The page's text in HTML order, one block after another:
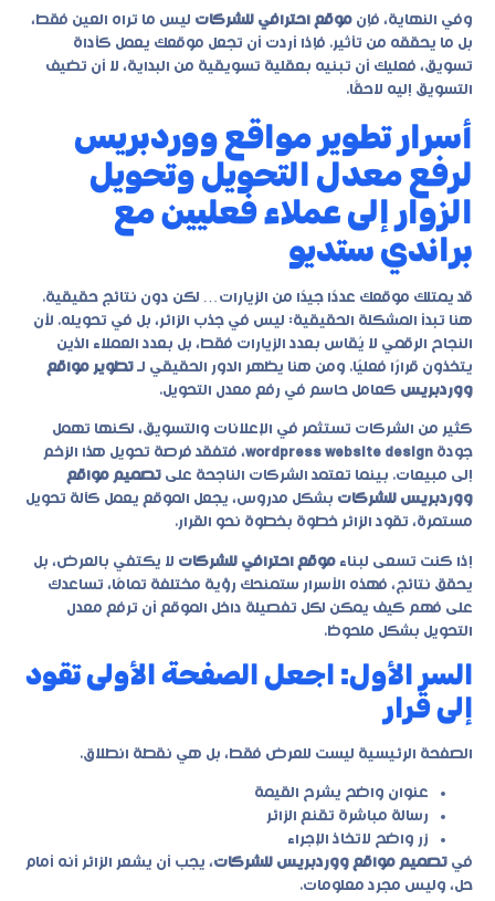
وفي النهاية، فإن موقع احترافي للشركات ليس ما تراه العين فقط،
بل ما يحققه من تأثير. فإذا أردت أن تجعل موقعك يعمل كأداة
تسويق، فعليك أن تبنيه بعقلية تسويقية من البداية، لا أن تضيف
التسويق إليه لاحقًا.
أسرار تطوير مواقع ووردبريس
لرفع معدل التحويل وتحويل
الزوار إلى عملاء فعليين مع
براندي ستديو
قد يمتلك موقعك عددًا جيدًا من الزيارات… لكن دون نتائج حقيقية.
هنا تبدأ المشكلة الحقيقية: ليس في جذب الزائر، بل في تحويله. لأن
النجاح الرقمي لا يُقاس بعدد الزيارات فقط، بل بعدد العملاء الذين
يتخذون قرارًا فعليًا. ومن هنا يظهر الدور الحقيقي لـ تطوير مواقع
ووردبريس كعامل حاسم في رفع معدل التحويل.
كثير من الشركات تستثمر في الإعلانات والتسويق، لكنها تهمل
جودة wordpress website design، فتفقد فرصة تحويل هذا الزخم
إلى مبيعات. بينما تعتمد الشركات الناجحة على تصميم مواقع
ووردبريس للشركات بشكل مدروس، يجعل الموقع يعمل كآلة تحويل
مستمرة، تقود الزائر خطوة بخطوة نحو القرار.
إذا كنت تسعى لبناء موقع احترافي للشركات لا يكتفي بالعرض، بل
يحقق نتائج، فهذه الأسرار ستمنحك رؤية مختلفة تمامًا، تساعدك
على فهم كيف يمكن لكل تفصيلة داخل الموقع أن ترفع معدل
التحويل بشكل ملحوظ.
السر الأول: اجعل الصفحة الأولى تقود
إلى قرار
الصفحة الرئيسية ليست للعرض فقط، بل هي نقطة انطلاق.
عنوان واضح يشرح القيمة
رسالة مباشرة تقنع الزائر
زر واضح لاتخاذ الإجراء
في تصميم مواقع ووردبريس للشركات، يجب أن يشعر الزائر أنه أمام
حل، وليس مجرد معلومات.